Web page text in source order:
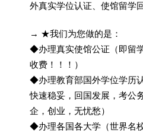
外真实学位认证、使馆留学
→ ★我们为您做的是：
◆办理真实使馆公证（即留
收费！！！）
◆办理教育部国外学位学历
快速稳妥，回国发展，考公
企，创业，无忧愁）
◆办理各国各大学（世界名